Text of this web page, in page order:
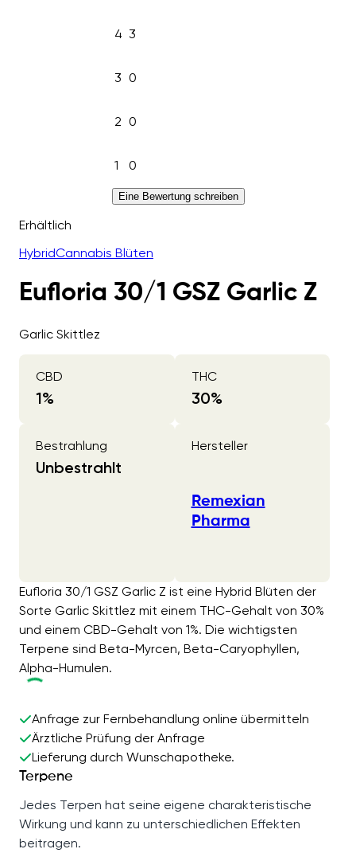
4 3
3 0
2 0
1 0
Eine Bewertung schreiben
Erhältlich
HybridCannabis Blüten
Eufloria 30/1 GSZ Garlic Z
Garlic Skittlez
CBD
1%
THC
30%
Bestrahlung
Unbestrahlt
Hersteller
Remexian
Pharma
Eufloria 30/1 GSZ Garlic Z ist eine Hybrid Blüten der
Sorte Garlic Skittlez mit einem THC-Gehalt von 30%
und einem CBD-Gehalt von 1%. Die wichtigsten
Terpene sind Beta-Myrcen, Beta-Caryophyllen,
Alpha-Humulen.
Anfrage zur Fernbehandlung online übermitteln
Ärztliche Prüfung der Anfrage
Lieferung durch Wunschapotheke.
Terpene
Jedes Terpen hat seine eigene charakteristische
Wirkung und kann zu unterschiedlichen Effekten
beitragen.